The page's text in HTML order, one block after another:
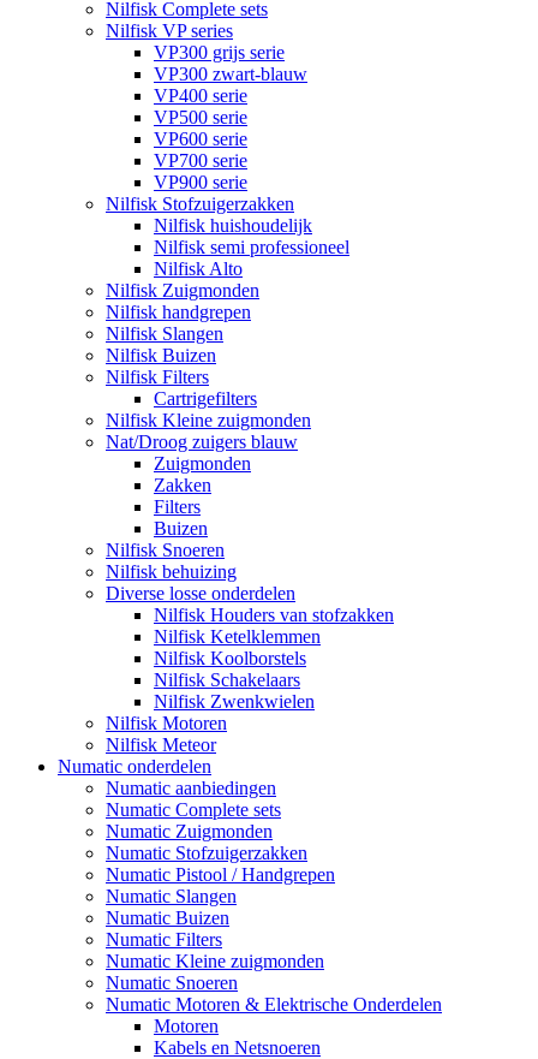
Nilfisk Complete sets
Nilfisk VP series
VP300 grijs serie
VP300 zwart-blauw
VP400 serie
VP500 serie
VP600 serie
VP700 serie
VP900 serie
Nilfisk Stofzuigerzakken
Nilfisk huishoudelijk
Nilfisk semi professioneel
Nilfisk Alto
Nilfisk Zuigmonden
Nilfisk handgrepen
Nilfisk Slangen
Nilfisk Buizen
Nilfisk Filters
​Cartrigefilters
Nilfisk Kleine zuigmonden
Nat/Droog zuigers blauw
Zuigmonden
Zakken
Filters
Buizen
Nilfisk Snoeren
Nilfisk behuizing
Diverse losse onderdelen
Nilfisk Houders van stofzakken
Nilfisk Ketelklemmen
Nilfisk Koolborstels
Nilfisk Schakelaars
Nilfisk Zwenkwielen
Nilfisk Motoren
Nilfisk Meteor
Numatic onderdelen
Numatic aanbiedingen
Numatic Complete sets
Numatic Zuigmonden
Numatic Stofzuigerzakken
Numatic Pistool / Handgrepen
Numatic Slangen
Numatic Buizen
Numatic Filters
Numatic Kleine zuigmonden
Numatic Snoeren
Numatic Motoren & Elektrische Onderdelen
Motoren
Kabels en Netsnoeren